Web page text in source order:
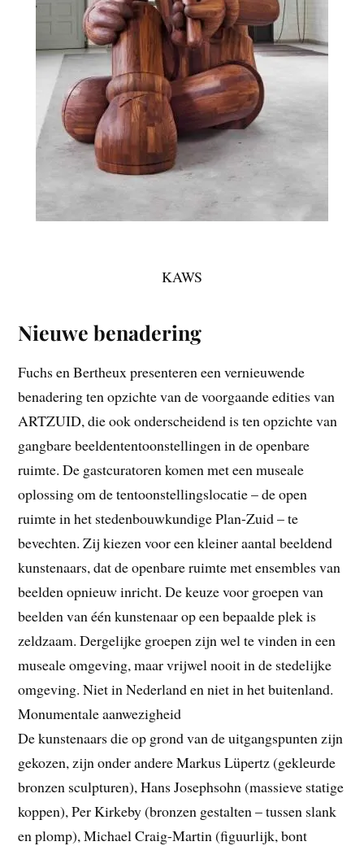
KAWS
Nieuwe benadering
Fuchs en Bertheux presenteren een vernieuwende
benadering ten opzichte van de voorgaande edities van
ARTZUID, die ook onderscheidend is ten opzichte van
gangbare beeldententoonstellingen in de openbare
ruimte. De gastcuratoren komen met een museale
oplossing om de tentoonstellingslocatie – de open
ruimte in het stedenbouwkundige Plan-Zuid – te
bevechten. Zij kiezen voor een kleiner aantal beeldend
kunstenaars, dat de openbare ruimte met ensembles van
beelden opnieuw inricht. De keuze voor groepen van
beelden van één kunstenaar op een bepaalde plek is
zeldzaam. Dergelijke groepen zijn wel te vinden in een
museale omgeving, maar vrijwel nooit in de stedelijke
omgeving. Niet in Nederland en niet in het buitenland.
Monumentale aanwezigheid
De kunstenaars die op grond van de uitgangspunten zijn
gekozen, zijn onder andere Markus Lüpertz (gekleurde
bronzen sculpturen), Hans Josephsohn (massieve statige
koppen), Per Kirkeby (bronzen gestalten – tussen slank
en plomp), Michael Craig-Martin (figuurlijk, bont